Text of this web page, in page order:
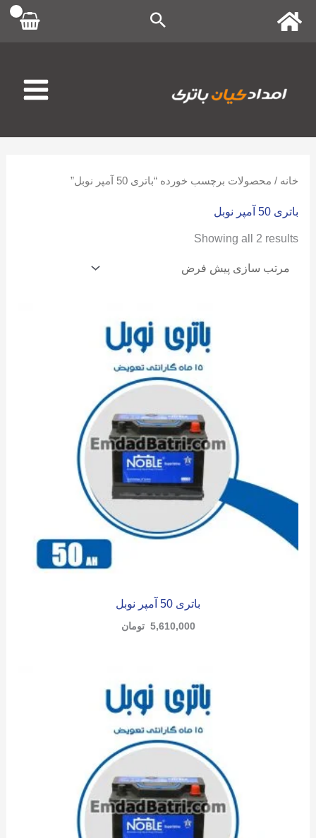
پرش
خانه / محصولات برچسب خورده “باتری 50 آمپر نوبل”
باتری 50 آمپر نوبل
Showing all 2 results
باتری 50 آمپر نوبل
5,610,000 تومان